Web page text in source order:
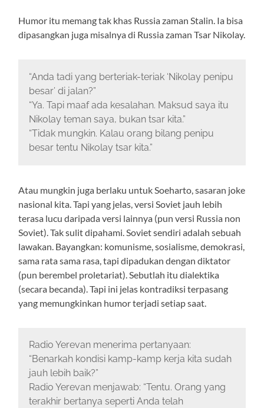
Humor itu memang tak khas Russia zaman Stalin. Ia bisa
dipasangkan juga misalnya di Russia zaman Tsar Nikolay.
“Anda tadi yang berteriak-teriak ‘Nikolay penipu
besar’ di jalan?”
“Ya. Tapi maaf ada kesalahan. Maksud saya itu
Nikolay teman saya, bukan tsar kita.”
“Tidak mungkin. Kalau orang bilang penipu
besar tentu Nikolay tsar kita.”
Atau mungkin juga berlaku untuk Soeharto, sasaran joke
nasional kita. Tapi yang jelas, versi Soviet jauh lebih
terasa lucu daripada versi lainnya (pun versi Russia non
Soviet). Tak sulit dipahami. Soviet sendiri adalah sebuah
lawakan. Bayangkan: komunisme, sosialisme, demokrasi,
sama rata sama rasa, tapi dipadukan dengan diktator
(pun berembel proletariat). Sebutlah itu dialektika
(secara becanda). Tapi ini jelas kontradiksi terpasang
yang memungkinkan humor terjadi setiap saat.
Radio Yerevan menerima pertanyaan:
“Benarkah kondisi kamp-kamp kerja kita sudah
jauh lebih baik?”
Radio Yerevan menjawab: “Tentu. Orang yang
terakhir bertanya seperti Anda telah